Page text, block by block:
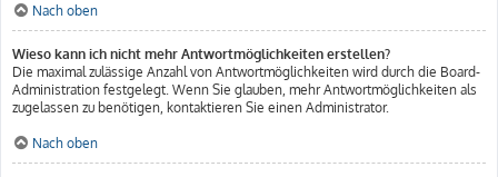
Nach oben
Wieso kann ich nicht mehr Antwortmöglichkeiten erstellen?
Die maximal zulässige Anzahl von Antwortmöglichkeiten wird durch die Board-
Administration festgelegt. Wenn Sie glauben, mehr Antwortmöglichkeiten als
zugelassen zu benötigen, kontaktieren Sie einen Administrator.
Nach oben